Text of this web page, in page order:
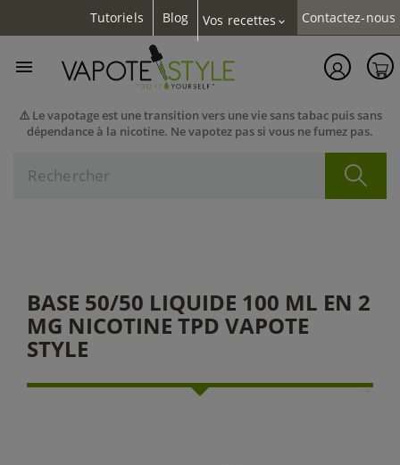
Tutoriels Blog Vos recettes expand_more Contactez-nous
⚠️ Le vapotage est une transition vers une vie sans tabac puis sans
dépendance à la nicotine. Ne vapotez pas si vous ne fumez pas.

BASE 50/50 LIQUIDE 100 ML EN 2
MG NICOTINE TPD VAPOTE
STYLE